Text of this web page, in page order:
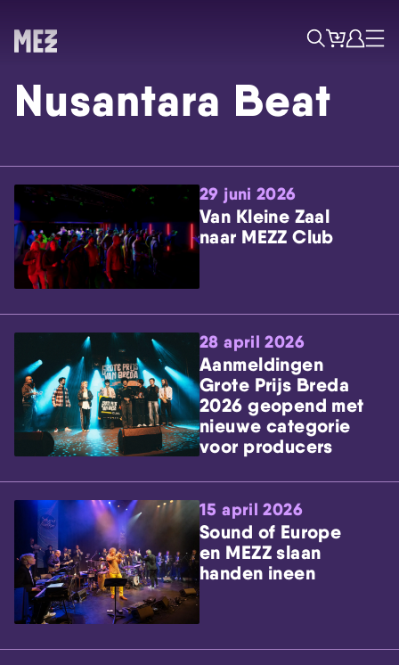
Skip navigatie
ZoekTicketsAccount
Menu
Nusantara Beat
29 juni 2026
Van Kleine Zaal
naar MEZZ Club
28 april 2026
Aanmeldingen
Grote Prijs Breda
2026 geopend met
nieuwe categorie
voor producers
15 april 2026
Sound of Europe
en MEZZ slaan
handen ineen